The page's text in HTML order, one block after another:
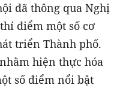
đã thông qua Nghị
điểm một số cơ
triển Thành phố.
hiện thực hóa
số điểm nổi bật